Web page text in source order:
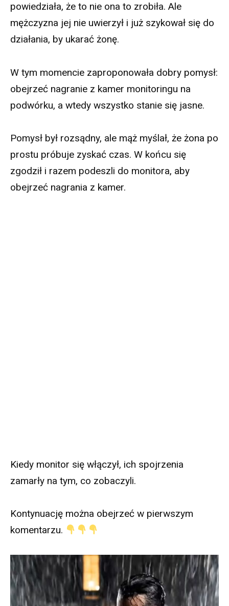
powiedziała, że to nie ona to zrobiła. Ale
mężczyzna jej nie uwierzył i już szykował się do
działania, by ukarać żonę.
W tym momencie zaproponowała dobry pomysł:
obejrzeć nagranie z kamer monitoringu na
podwórku, a wtedy wszystko stanie się jasne.
Pomysł był rozsądny, ale mąż myślał, że żona po
prostu próbuje zyskać czas. W końcu się
zgodził i razem podeszli do monitora, aby
obejrzeć nagrania z kamer.
Kiedy monitor się włączył, ich spojrzenia
zamarły na tym, co zobaczyli.
Kontynuację można obejrzeć w pierwszym
komentarzu.